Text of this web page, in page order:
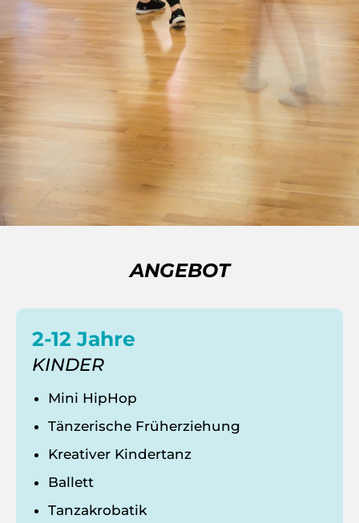
ANGEBOT
2-12 Jahre
KINDER
Mini HipHop
Tänzerische Früherziehung
Kreativer Kindertanz
Ballett
Tanzakrobatik